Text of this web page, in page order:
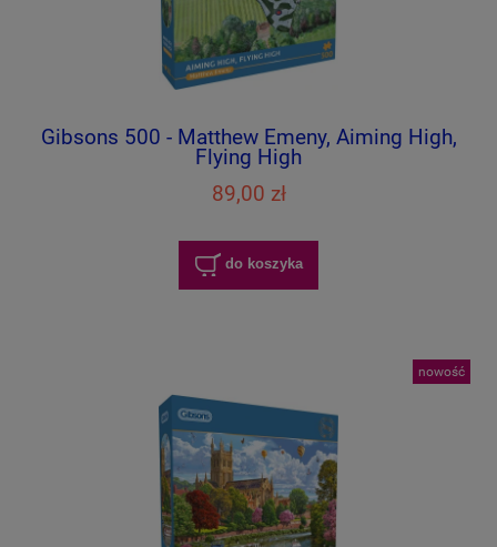
Gibsons 500 - Matthew Emeny, Aiming High,
Flying High
89,00 zł
do koszyka
nowość